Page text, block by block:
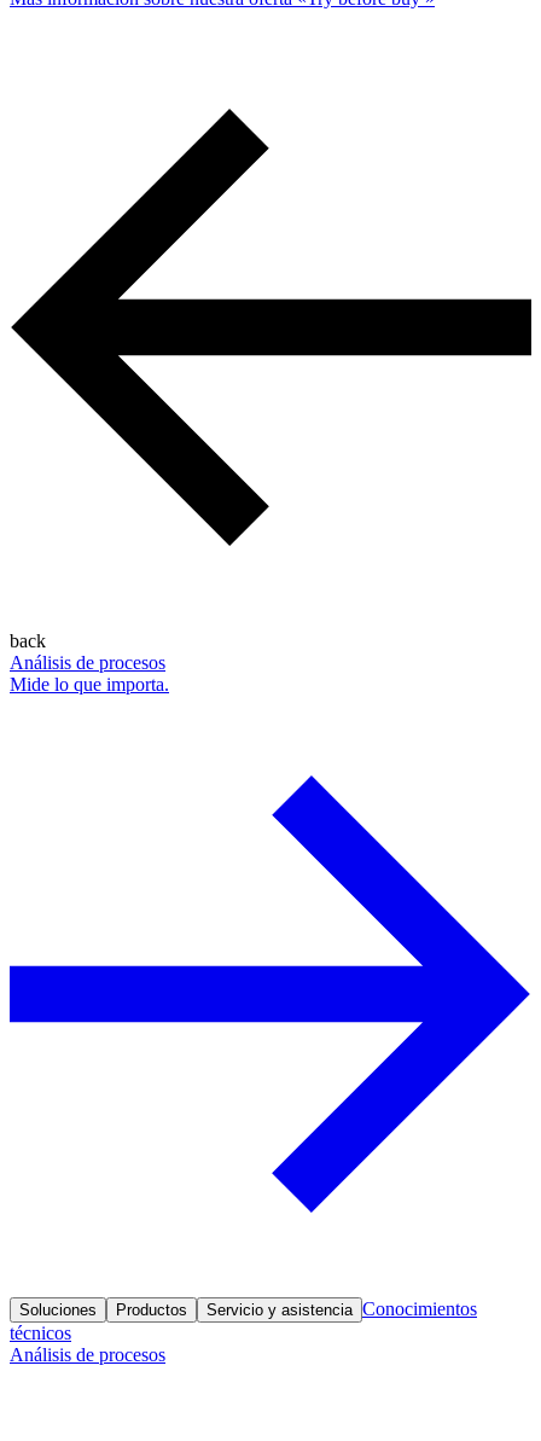
back
Análisis de procesos
Mide lo que importa.
Soluciones Productos Servicio y asistencia Conocimientos
técnicos
Análisis de procesos